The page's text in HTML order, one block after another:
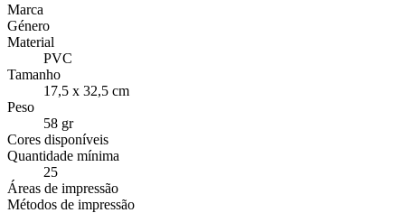
Marca
Género
Material
PVC
Tamanho
17,5 x 32,5 cm
Peso
58 gr
Cores disponíveis
Quantidade mínima
25
Áreas de impressão
Métodos de impressão